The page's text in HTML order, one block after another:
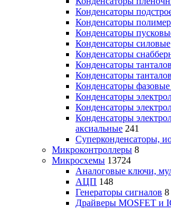
Конденсаторы
Конденсаторы
Конденсаторы
Конденсаторы силовые
Конденсаторы
Конденсаторы
Конденсаторы
Конденсаторы
Конденсаторы
Конденсаторы
Конденсаторы
аксиальные 241
Суперконденсаторы,
Микроконтроллеры 8
Микросхемы 13724
Аналоговые ключи,
АЦП 148
Генераторы сигналов 8
Драйверы MOSFET и